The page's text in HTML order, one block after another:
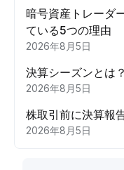
暗号資産トレーダ
ている5つの理由
2026年8月5日
決算シーズンとは
2026年8月5日
株取引前に決算報
2026年8月5日